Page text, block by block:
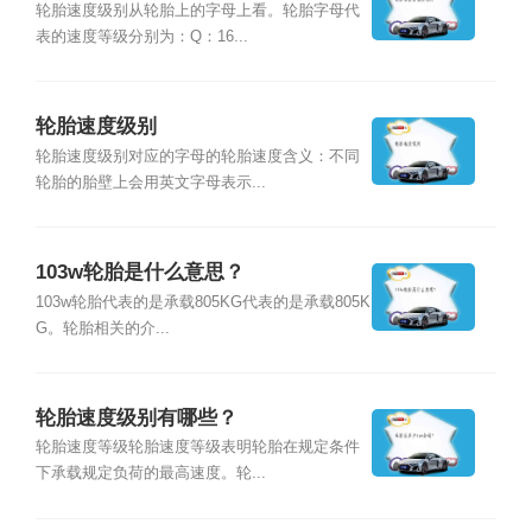
轮胎速度级别从轮胎上的字母上看。轮胎字母代
表的速度等级分别为：Q：16...
轮胎速度级别
轮胎速度级别对应的字母的轮胎速度含义：不同
轮胎的胎壁上会用英文字母表示...
103w轮胎是什么意思？
103w轮胎代表的是承载805KG代表的是承载805K
G。轮胎相关的介...
轮胎速度级别有哪些？
轮胎速度等级轮胎速度等级表明轮胎在规定条件
下承载规定负荷的最高速度。轮...